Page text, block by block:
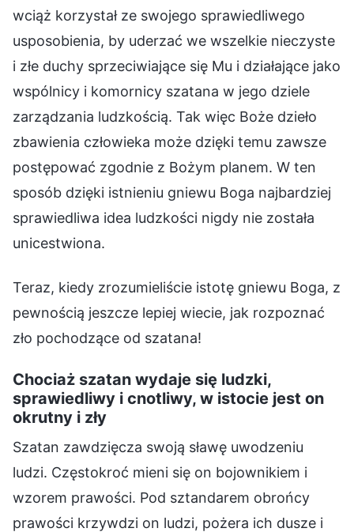
wciąż korzystał ze swojego sprawiedliwego
usposobienia, by uderzać we wszelkie nieczyste
i złe duchy sprzeciwiające się Mu i działające jako
wspólnicy i komornicy szatana w jego dziele
zarządzania ludzkością. Tak więc Boże dzieło
zbawienia człowieka może dzięki temu zawsze
postępować zgodnie z Bożym planem. W ten
sposób dzięki istnieniu gniewu Boga najbardziej
sprawiedliwa idea ludzkości nigdy nie została
unicestwiona.
Teraz, kiedy zrozumieliście istotę gniewu Boga, z
pewnością jeszcze lepiej wiecie, jak rozpoznać
zło pochodzące od szatana!
Chociaż szatan wydaje się ludzki,
sprawiedliwy i cnotliwy, w istocie jest on
okrutny i zły
Szatan zawdzięcza swoją sławę uwodzeniu
ludzi. Częstokroć mieni się on bojownikiem i
wzorem prawości. Pod sztandarem obrońcy
prawości krzywdzi on ludzi, pożera ich dusze i